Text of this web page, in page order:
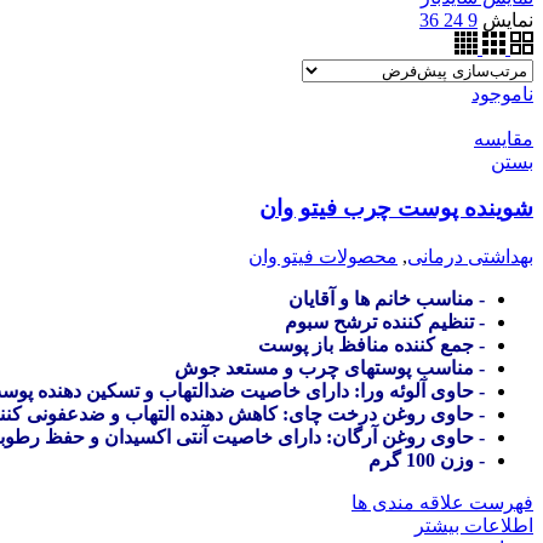
نمایش 9
24
36
ناموجود
مقایسه
بستن
شوینده پوست چرب فیتو وان
بهداشتی درمانی, محصولات فیتو وان
- مناسب خانم ها و آقایان
- تنظیم کننده ترشح سبوم
- جمع کننده منافظ باز پوست
- مناسب پوستهای چرب و مستعد جوش
- حاوی آلوئه ورا: دارای خاصیت ضدالتهاب و تسکین دهنده
- حاوی روغن درخت چای: کاهش دهنده التهاب و ضدعفونی
- حاوی روغن آرگان: دارای خاصیت آنتی اکسیدان و حفظ
- وزن 100 گرم
فهرست علاقه مندی ها
اطلاعات بیشتر